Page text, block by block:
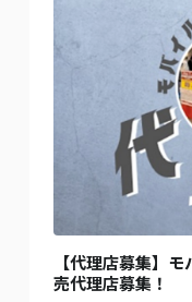
【代理店募集】
売代理店募集！